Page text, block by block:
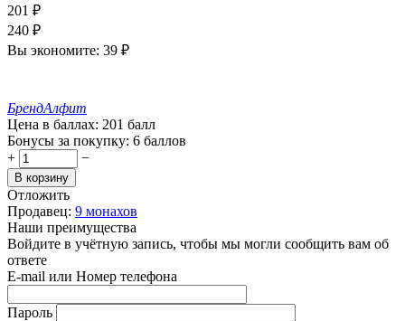
201 ₽
240 ₽
Вы экономите: 39 ₽
БрендАлфит
Цена в баллах: 201 балл
Бонусы за покупку: 6 баллов
+
−
В корзину
Отложить
Продавец: 9 монахов
Наши преимущества
Войдите в учётную запись, чтобы мы могли сообщить вам об
ответе
E-mail или Номер телефона
Пароль